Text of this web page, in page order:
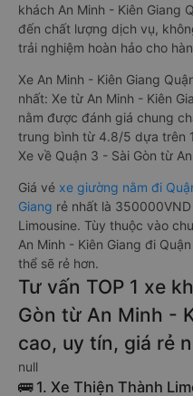
đều sở hữu những xe
được trang bị đầy đủ các
nhu cầu di chuyển của hành
khách An Minh - Kiên Giang
đến chất lượng dịch vụ,
trải nghiệm hoàn hảo cho
Xe An Minh - Kiên Giang
nhất: Xe từ An Minh - Kiên
nằm được đánh giá chung
trung bình từ 4.8/5 dựa trên
Xe về Quận 3 - Sài Gòn từ
Giá véxe giường nằm đi
Giang rẻ nhất là 350000VND
Limousine. Tùy thuộc vào
An Minh - Kiên Giang đi
Tư vấn TOP 1 xe
Gòn từ An Minh -